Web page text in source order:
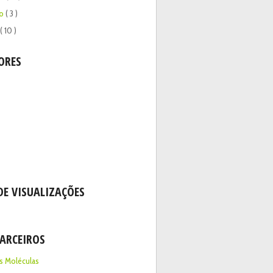
( 3 )
( 10 )
VISUALIZAÇÕES
Moléculas